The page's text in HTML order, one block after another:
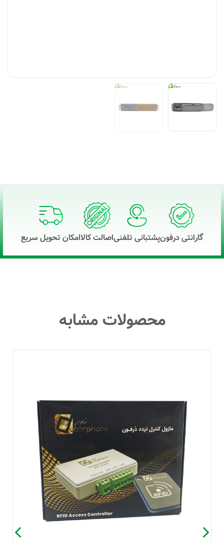
گارانتی درفونپشتبانی تلفنیاصالت کالاامکان تحویل سریع
محصولات مشابه